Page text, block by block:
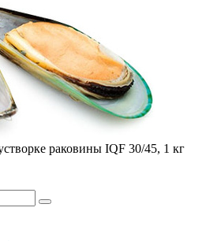
раковины IQF 30/45, 1 кг